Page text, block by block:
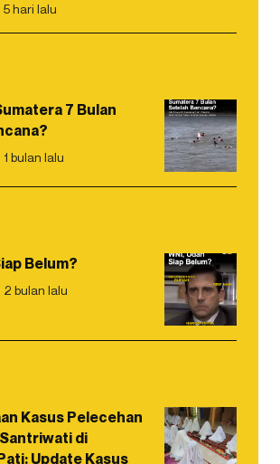
5 hari lalu
7 Bulan
1 bulan lalu
Belum?
2 bulan lalu
Kasus Pelecehan
di
Update Kasus